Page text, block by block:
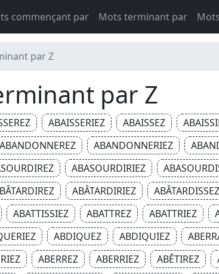
commençant par Mots terminant par
par Z
par Z
ABAISSERIEZ ABAISSEZ
ABANDONNEREZ ABANDONNERIEZ
ABASOURDIRIEZ
ABÂTARDIRIEZ ABÂTARDISSEZ
ABATTISSIEZ ABATTREZ ABATTRIEZ
ABDIQUEZ ABDIQUIEZ
ABERREZ ABERRIEZ ABÊTIREZ